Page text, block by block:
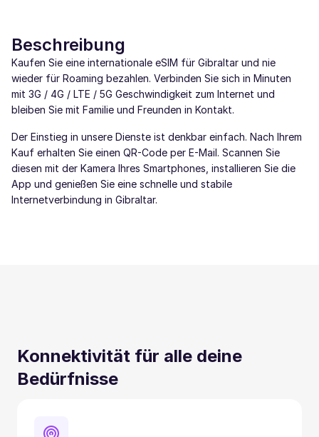
Beschreibung
Kaufen Sie eine internationale eSIM für Gibraltar und nie
wieder für Roaming bezahlen. Verbinden Sie sich in Minuten
mit 3G / 4G / LTE / 5G Geschwindigkeit zum Internet und
bleiben Sie mit Familie und Freunden in Kontakt.
Der Einstieg in unsere Dienste ist denkbar einfach. Nach Ihrem
Kauf erhalten Sie einen QR-Code per E-Mail. Scannen Sie
diesen mit der Kamera Ihres Smartphones, installieren Sie die
App und genießen Sie eine schnelle und stabile
Internetverbindung in Gibraltar.
Konnektivität für alle deine
Bedürfnisse